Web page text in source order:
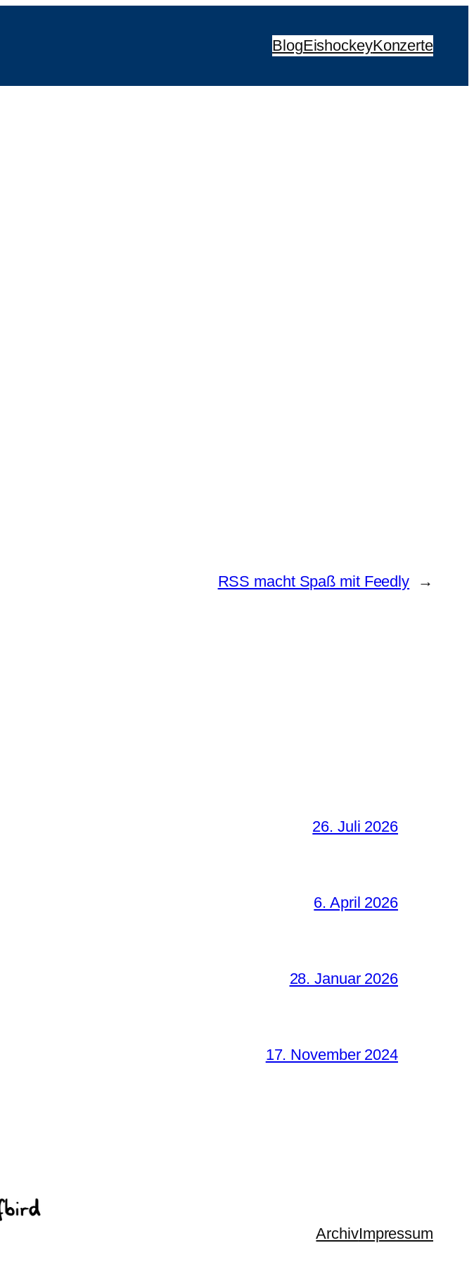
BlogEishockeyKonzerte
RSS macht Spaß mit Feedly →
26. Juli 2026
6. April 2026
28. Januar 2026
17. November 2024
ArchivImpressum